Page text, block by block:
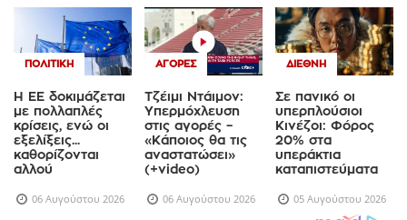
ΠΟΛΙΤΙΚΉ
Η ΕΕ δοκιμάζεται
με πολλαπλές
κρίσεις, ενώ οι
εξελίξεις...
καθορίζονται
αλλού
06 Αυγούστου 2026
ΑΓΟΡΈΣ
Τζέιμι Ντάιμον:
Υπερμόχλευση
στις αγορές –
«Κάποιος θα τις
αναστατώσει»
(+video)
06 Αυγούστου 2026
ΔΙΕΘΝΉ
Σε πανικό οι
υπερπλούσιοι
Κινέζοι: Φόρος
20% στα
υπεράκτια
καταπιστεύματα
05 Αυγούστου 2026